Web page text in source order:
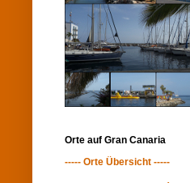
Orte auf Gran Canaria
----- Orte Übersicht -----